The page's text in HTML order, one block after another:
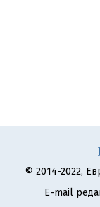
© 2014-2022,
E-mail